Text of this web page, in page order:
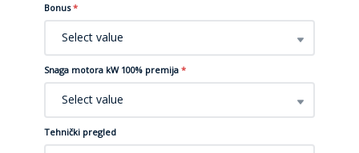
Bonus *
Select value
Snaga motora kW 100% premija *
Select value
Tehnički pregled